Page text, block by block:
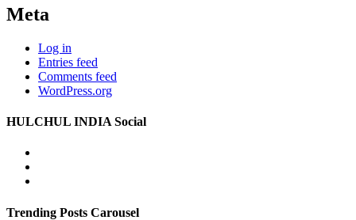
Meta
Log in
Entries feed
Comments feed
WordPress.org
HULCHUL INDIA Social
Trending Posts Carousel